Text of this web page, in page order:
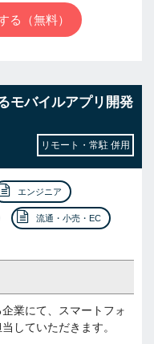
る（無料）
モバイルアプリ開発
リモート・常駐 併用
エンジニア
流通・小売・EC
業にて、スマートフォ
していただきます。